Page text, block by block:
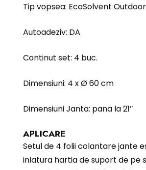
Tip vopsea: EcoSolvent
Autoadeziv: DA
Continut set: 4 buc.
Dimensiuni: 4 x Ø 60 cm
Dimensiuni Janta: pana la 21″
APLICARE
Setul de 4 folii colantare jante
inlatura hartia de suport de pe